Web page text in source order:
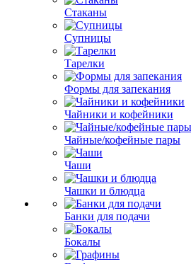
Стаканы
Супницы
Тарелки
Формы для запекания
Чайники и кофейники
Чайные/кофейные пары
Чаши
Чашки и блюдца
Банки для подачи
Бокалы